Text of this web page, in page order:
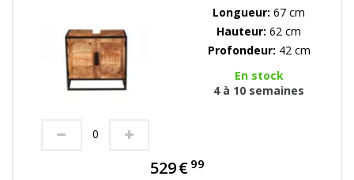
Longueur: 67 cm
Hauteur: 62 cm
Profondeur: 42 cm
En stock
4 à 10 semaines
529€ 99